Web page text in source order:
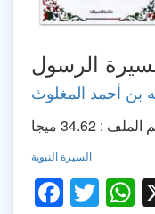
الرسول
بن أحمد المغلوث
: 34.62 ميجا
السيرة النبوية